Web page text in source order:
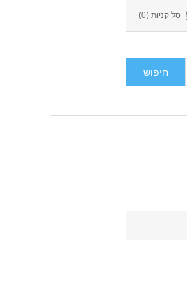
סל קניות (0)
חיפוש